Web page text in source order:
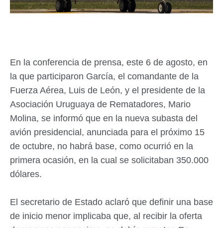
En la conferencia de prensa, este 6 de agosto, en
la que participaron García, el comandante de la
Fuerza Aérea, Luis de León, y el presidente de la
Asociación Uruguaya de Rematadores, Mario
Molina, se informó que en la nueva subasta del
avión presidencial, anunciada para el próximo 15
de octubre, no habrá base, como ocurrió en la
primera ocasión, en la cual se solicitaban 350.000
dólares.
El secretario de Estado aclaró que definir una base
de inicio menor implicaba que, al recibir la oferta